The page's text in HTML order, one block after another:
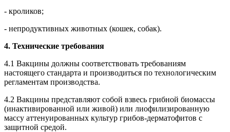
- кроликов;
- непродуктивных животных (кошек, собак).
4. Технические требования
4.1 Вакцины должны соответствовать требованиям
настоящего стандарта и производиться по технологическим
регламентам производства.
4.2 Вакцины представляют собой взвесь грибной биомассы
(инактивированной или живой) или лиофилизированную
массу аттенуированных культур грибов-дерматофитов с
защитной средой.